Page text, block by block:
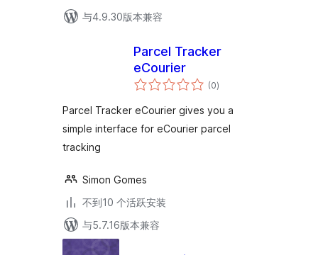
与4.9.30版本兼容
Parcel Tracker
eCourier
(0总
评)
Parcel Tracker eCourier gives you a
simple interface for eCourier parcel
tracking
Simon Gomes
不到10 个活跃安装
与5.7.16版本兼容